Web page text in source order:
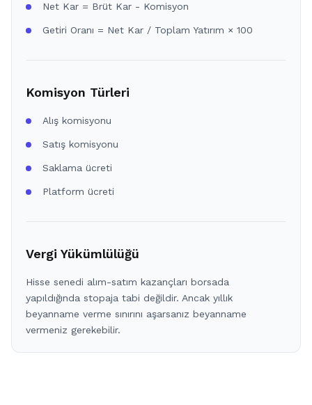
Net Kar = Brüt Kar - Komisyon
Getiri Oranı = Net Kar / Toplam Yatırım × 100
Komisyon Türleri
Alış komisyonu
Satış komisyonu
Saklama ücreti
Platform ücreti
Vergi Yükümlülüğü
Hisse senedi alım-satım kazançları borsada
yapıldığında stopaja tabi değildir. Ancak yıllık
beyanname verme sınırını aşarsanız beyanname
vermeniz gerekebilir.